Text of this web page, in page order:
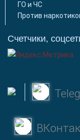
ГО и ЧС
Против
Счетчики,